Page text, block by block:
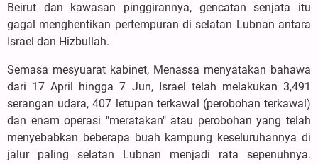
Beirut dan kawasan pinggirannya, gencatan senjata itu
gagal menghentikan pertempuran di selatan Lubnan antara
Israel dan Hizbullah.
Semasa mesyuarat kabinet, Menassa menyatakan bahawa
dari 17 April hingga 7 Jun, Israel telah melakukan 3,491
serangan udara, 407 letupan terkawal (perobohan terkawal)
dan enam operasi "meratakan" atau perobohan yang telah
menyebabkan beberapa buah kampung keseluruhannya di
jalur paling selatan Lubnan menjadi rata sepenuhnya.